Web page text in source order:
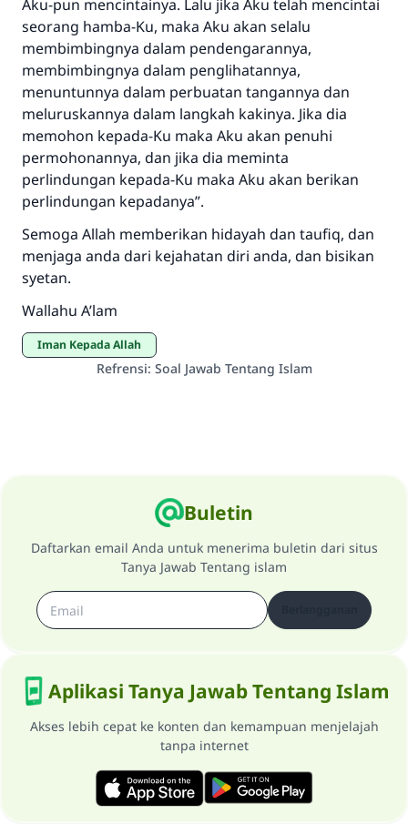
Aku-pun mencintainya. Lalu jika Aku telah mencintai
seorang hamba-Ku, maka Aku akan selalu
membimbingnya dalam pendengarannya,
membimbingnya dalam penglihatannya,
menuntunnya dalam perbuatan tangannya dan
meluruskannya dalam langkah kakinya. Jika dia
memohon kepada-Ku maka Aku akan penuhi
permohonannya, dan jika dia meminta
perlindungan kepada-Ku maka Aku akan berikan
perlindungan kepadanya”.
Semoga Allah memberikan hidayah dan taufiq, dan
menjaga anda dari kejahatan diri anda, dan bisikan
syetan.
Wallahu A’lam
Iman Kepada Allah
Refrensi: Soal Jawab Tentang Islam
Buletin
Daftarkan email Anda untuk menerima buletin dari situs
Tanya Jawab Tentang islam
Aplikasi Tanya Jawab Tentang Islam
Akses lebih cepat ke konten dan kemampuan menjelajah
tanpa internet